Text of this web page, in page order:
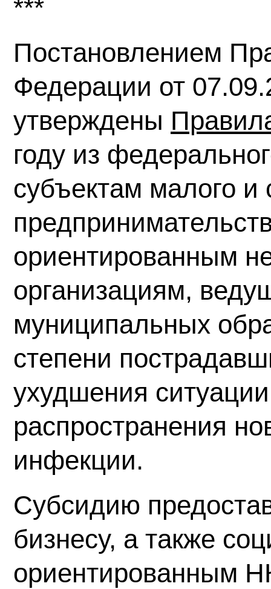
***
Постановлением
Федерации от
утверждены
году из
субъектам малого и
ориентированным
организациям,
муниципальных
степени
ухудшения ситуации
распространения
инфекции.
Субсидию
бизнесу, а также
ориентированным